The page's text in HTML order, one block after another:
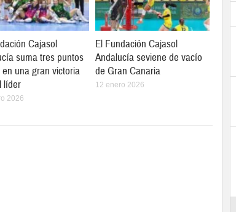
Cajasol
suma tres puntos
una gran victoria
líder
2026
El Fundación Cajasol
Andalucía seviene de vacío
de Gran Canaria
12 enero 2026